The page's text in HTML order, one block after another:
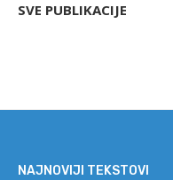
SVE PUBLIKACIJE
NAJNOVIJI TEKSTOVI